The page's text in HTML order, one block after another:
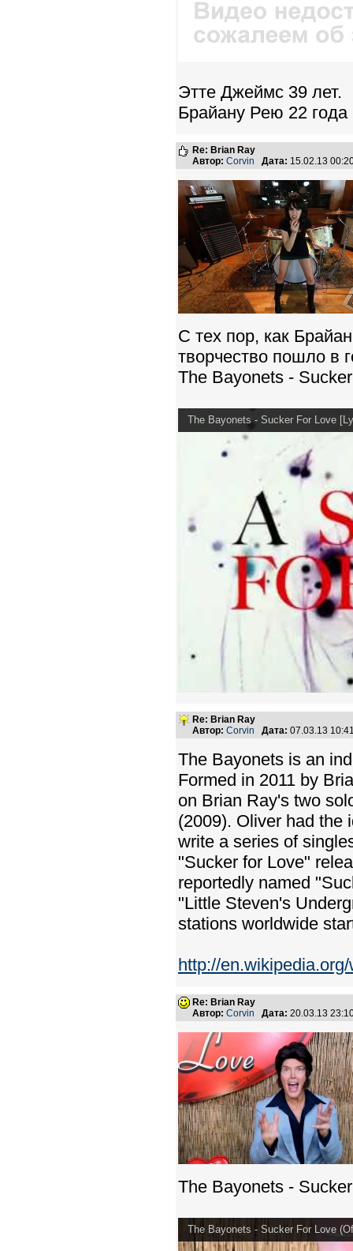
Этте Джеймс 39 лет.
Брайану Рею 22 года
Re: Brian Ray
Автор: Corvin Дата: 15.02.13
С тех пор, как
творчество пошло в
The Bayonets -
The Bayonets - Sucker For Love
Re: Brian Ray
Автор: Corvin Дата: 07.03.13
The Bayonets is an
Formed in 2011 by
on Brian Ray's two
(2009). Oliver had the
write a series of
"Sucker for Love"
reportedly named
"Little Steven's
stations worldwide
http://
Re: Brian Ray
Автор: Corvin Дата: 20.03.13
The Bayonets -
The Bayonets - Sucker For Love